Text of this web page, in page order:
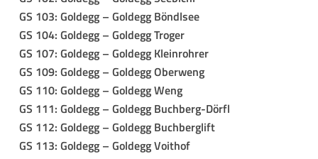
GS 103: Goldegg – Goldegg Böndlsee
GS 104: Goldegg – Goldegg Troger
GS 107: Goldegg – Goldegg Kleinrohrer
GS 109: Goldegg – Goldegg Oberweng
GS 110: Goldegg – Goldegg Weng
GS 111: Goldegg – Goldegg Buchberg-Dörfl
GS 112: Goldegg – Goldegg Buchberglift
GS 113: Goldegg – Goldegg Voithof